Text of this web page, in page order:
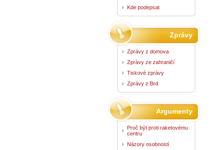
Kde podepsat
Zprávy
Zprávy z domova
Zprávy ze zahraničí
Tiskové zprávy
Zprávy z Brd
Argumenty
Proč být proti raketovému
centru
Názory osobností